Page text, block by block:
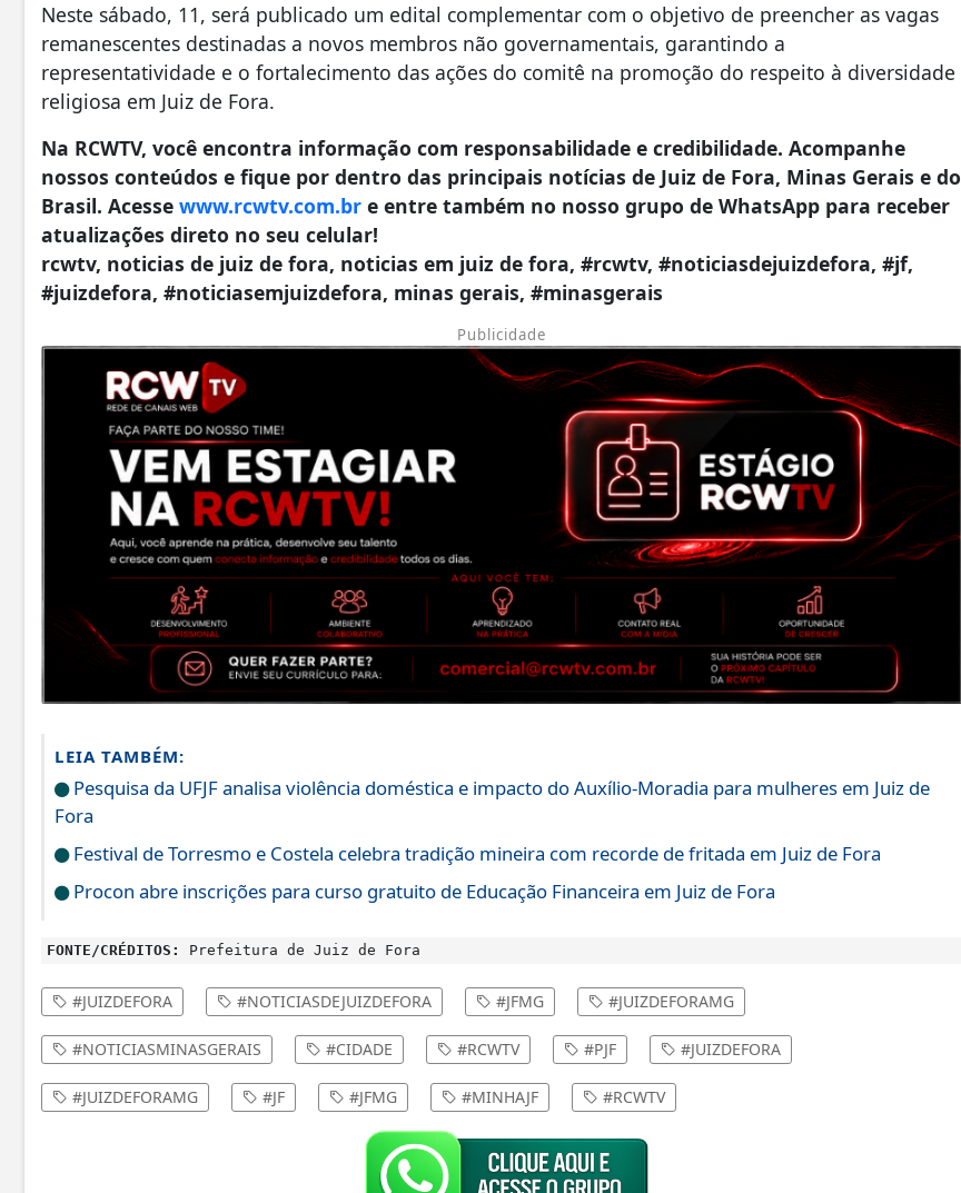
Neste sábado, 11, será publicado um edital complementar com o objetivo de preencher as vagas
remanescentes destinadas a novos membros não governamentais, garantindo a
representatividade e o fortalecimento das ações do comitê na promoção do respeito à diversidade
religiosa em Juiz de Fora.
Na RCWTV, você encontra informação com responsabilidade e credibilidade. Acompanhe
nossos conteúdos e fique por dentro das principais notícias de Juiz de Fora, Minas Gerais e do
Brasil. Acesse www.rcwtv.com.br e entre também no nosso grupo de WhatsApp para receber
atualizações direto no seu celular!
rcwtv, noticias de juiz de fora, noticias em juiz de fora, #rcwtv, #noticiasdejuizdefora, #jf,
#juizdefora, #noticiasemjuizdefora, minas gerais, #minasgerais
Publicidade
LEIA TAMBÉM:
Pesquisa da UFJF analisa violência doméstica e impacto do Auxílio-Moradia para mulheres em Juiz de
Fora
Festival de Torresmo e Costela celebra tradição mineira com recorde de fritada em Juiz de Fora
Procon abre inscrições para curso gratuito de Educação Financeira em Juiz de Fora
FONTE/CRÉDITOS: Prefeitura de Juiz de Fora
#JUIZDEFORA #NOTICIASDEJUIZDEFORA #JFMG #JUIZDEFORAMG
#NOTICIASMINASGERAIS #CIDADE #RCWTV #PJF #JUIZDEFORA
#JUIZDEFORAMG #JF #JFMG #MINHAJF #RCWTV